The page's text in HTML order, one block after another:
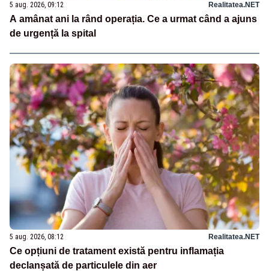
5 aug. 2026, 09:12 Realitatea.NET
A amânat ani la rând operația. Ce a urmat când a ajuns
de urgență la spital
5 aug. 2026, 08:12 Realitatea.NET
Ce opțiuni de tratament există pentru inflamația
declanșată de particulele din aer